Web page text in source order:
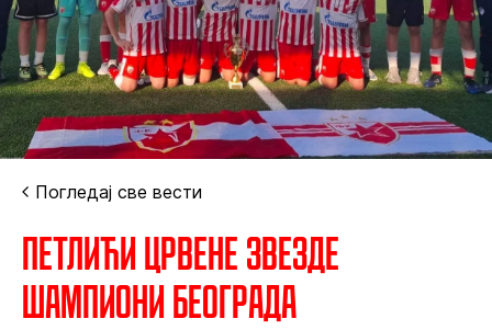
Погледај све вести
Петлићи Црвене звезде
шампиони Београда